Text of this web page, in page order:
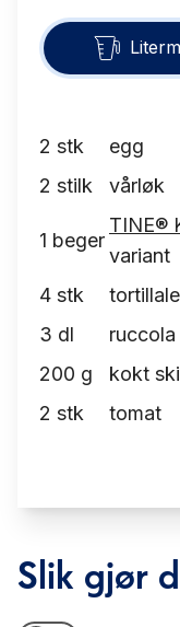
2 stk
egg
2 stilk vårløk
1 beger
TINE®
variant
4 stk
3 dl
ruccola
200 g
kokt
2 stk tomat
Slik gjør